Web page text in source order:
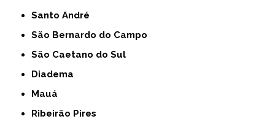
Santo André
São Bernardo do Campo
São Caetano do Sul
Diadema
Mauá
Ribeirão Pires